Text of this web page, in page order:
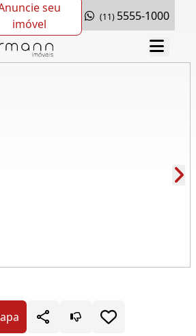
seu
imóvel
(11) 5555-1000